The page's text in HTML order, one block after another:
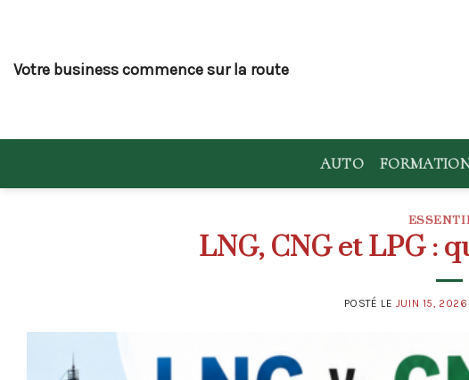
content
Votre business commence sur la route
AUTO
LNG, CNG et LPG :
POSTÉ LE JUIN 15, 2026